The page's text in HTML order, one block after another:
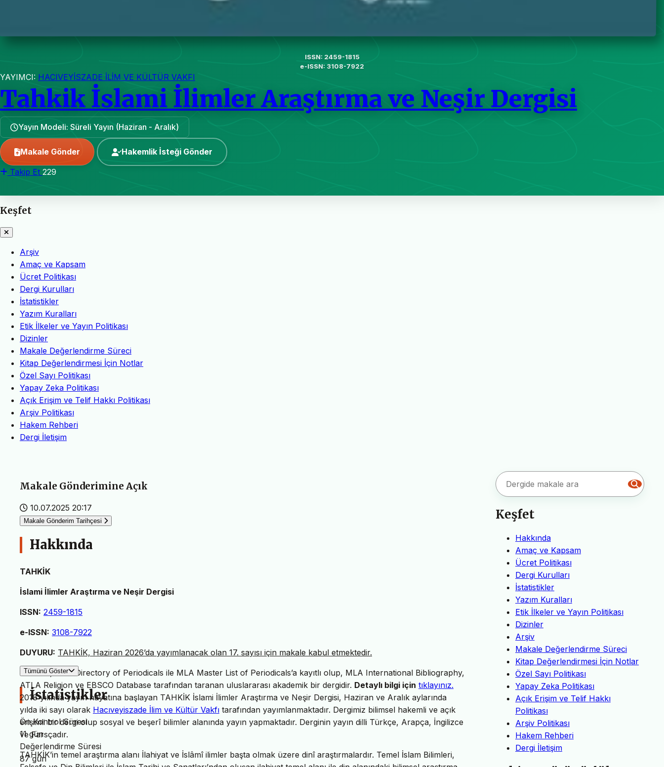
ISSN: 2459-1815
e-ISSN: 3108-7922
YAYIMCI: HACIVEYİSZADE İLİM VE KÜLTÜR VAKFI
Tahkik İslami İlimler Araştırma ve Neşir Dergisi
Yayın Modeli: Süreli Yayın (Haziran - Aralık)
Makale Gönder Hakemlik İsteği Gönder
Takip Et 229
Keşfet
Arşiv
Amaç ve Kapsam
Ücret Politikası
Dergi Kurulları
İstatistikler
Yazım Kuralları
Etik İlkeler ve Yayın Politikası
Dizinler
Makale Değerlendirme Süreci
Kitap Değerlendirmesi İçin Notlar
Özel Sayı Politikası
Yapay Zeka Politikası
Açık Erişim ve Telif Hakkı Politikası
Arşiv Politikası
Hakem Rehberi
Dergi İletişim
Makale Gönderimine Açık
10.07.2025 20:17
Makale Gönderim Tarihçesi
Hakkında
TAHKİK
İslami İlimler Araştırma ve Neşir Dergisi
ISSN: 2459-1815
e-ISSN: 3108-7922
DUYURU: TAHKİK, Haziran 2026’da yayımlanacak olan 17. sayısı için makale kabul etmektedir.
TAHKİK, MLA Directory of Periodicals ile MLA Master List of Periodicals’a kayıtlı olup, MLA International Bibliography,
ATLA Religion ve EBSCO Database tarafından taranan uluslararası akademik bir dergidir. Detaylı bilgi için tıklayınız.
2018 yılında yayın hayatına başlayan TAHKİK İslami İlimler Araştırma ve Neşir Dergisi, Haziran ve Aralık aylarında
yılda iki sayı olarak Hacıveyiszade İlim ve Kültür Vakfı tarafından yayımlanmaktadır. Dergimiz bilimsel hakemli ve açık
erişimli bir dergi olup sosyal ve beşerî bilimler alanında yayın yapmaktadır. Derginin yayın dilli Türkçe, Arapça, İngilizce
ve Farsçadır.
TAHKİK’in temel araştırma alanı İlahiyat ve İslâmî ilimler başta olmak üzere dinî araştırmalardır. Temel İslam Bilimleri,
Tümünü Göster
İstatistikler
Ön Kontrol Süresi
11 gün
Değerlendirme Süresi
87 gün
Keşfet
Hakkında
Amaç ve Kapsam
Ücret Politikası
Dergi Kurulları
İstatistikler
Yazım Kuralları
Etik İlkeler ve Yayın Politikası
Dizinler
Arşiv
Makale Değerlendirme Süreci
Kitap Değerlendirmesi İçin Notlar
Özel Sayı Politikası
Yapay Zeka Politikası
Açık Erişim ve Telif Hakkı
Politikası
Arşiv Politikası
Hakem Rehberi
Dergi İletişim